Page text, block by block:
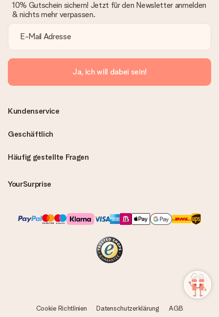
10% Gutschein sichern! Jetzt für den Newsletter anmelden
& nichts mehr verpassen.
Ja, ich will dabei sein!
Häufig gestellte Fragen
YourSurprise
Kundenservice
Geschäftlich
Cookie Richtlinien Datenschutzerklärung AGB